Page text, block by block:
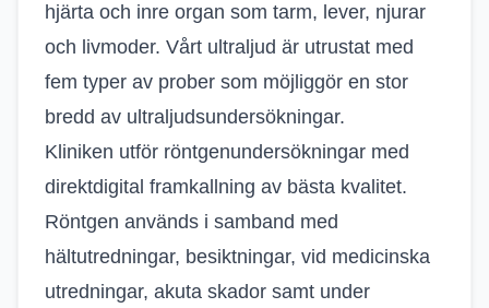
hjärta och inre organ som tarm, lever, njurar
och livmoder. Vårt ultraljud är utrustat med
fem typer av prober som möjliggör en stor
bredd av ultraljudsundersökningar.
Kliniken utför röntgenundersökningar med
direktdigital framkallning av bästa kvalitet.
Röntgen används i samband med
hältutredningar, besiktningar, vid medicinska
utredningar, akuta skador samt under